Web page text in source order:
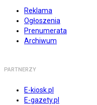
Reklama
Ogłoszenia
Prenumerata
Archiwum
PARTNERZY
E-kiosk.pl
E-gazety.pl